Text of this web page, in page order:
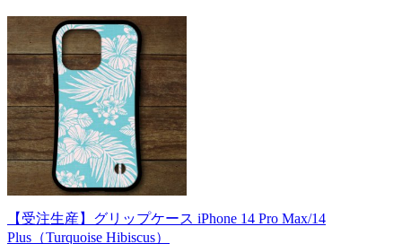
【受注生産】グリップケース iPhone 14 Pro Max/14
Plus（Turquoise Hibiscus）